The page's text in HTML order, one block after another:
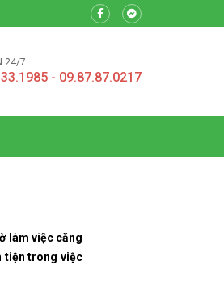
24/7
- 09.87.87.0217
làm việc căng
tiện trong việc